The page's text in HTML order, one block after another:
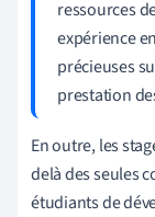
ressources
expérience
précieuses
prestation
En outre, les
delà des seules
étudiants de